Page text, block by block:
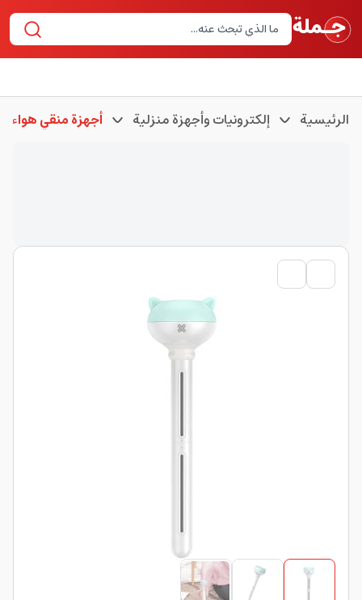
الرئيسية إلكترونيات وأجهزة منزلية أجهزة منقي هواء